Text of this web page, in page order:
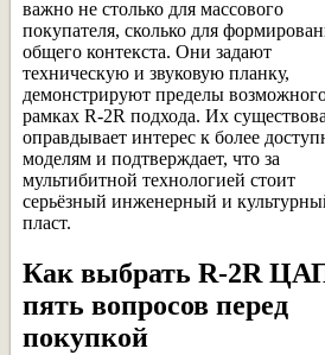
важно не столько для массового
покупателя, сколько для
общего контекста. Они задают
техническую и звуковую планку,
демонстрируют пределы
рамках R-2R подхода. Их
оправдывает интерес к более
моделям и подтверждает, что за
мультибитной технологией стоит
серьёзный инженерный и
пласт.
Как выбрать R-2R
пять вопросов перед
покупкой